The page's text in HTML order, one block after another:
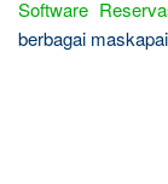
Software
berbagai